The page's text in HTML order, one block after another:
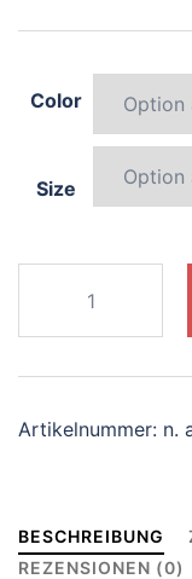
Color
Size
chameleon
Menge
Artikelnummer: n.
BESCHREIBUNG
REZENSIONEN (0)